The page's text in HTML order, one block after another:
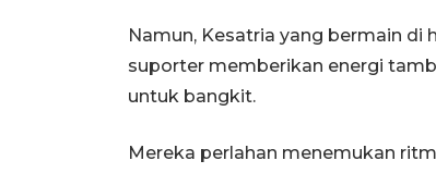
Namun, Kesatria yang bermain
suporter memberikan energi
untuk bangkit.
Mereka perlahan menemukan